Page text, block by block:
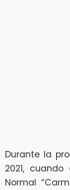
Durante la
2021,
Normal